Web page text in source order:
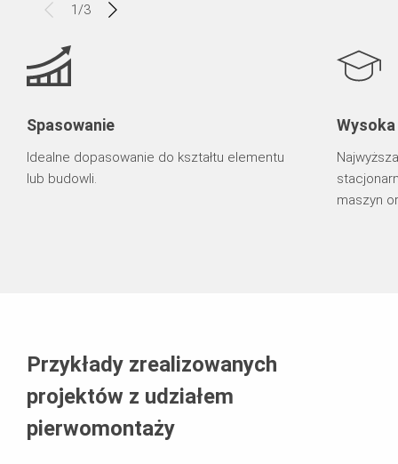
1/3
Spasowanie
Idealne dopasowanie do kształtu elementu
lub budowli.
maszyn
Przykłady zrealizowanych
projektów z udziałem
pierwomontaży